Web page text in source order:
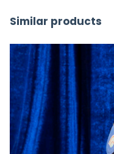
Similar products